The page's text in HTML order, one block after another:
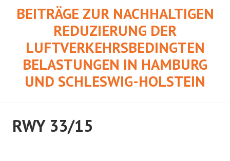
BEITRÄGE ZUR NACHHALTIGEN
REDUZIERUNG DER
LUFTVERKEHRSBEDINGTEN
BELASTUNGEN IN HAMBURG
UND SCHLESWIG-HOLSTEIN
RWY 33/15